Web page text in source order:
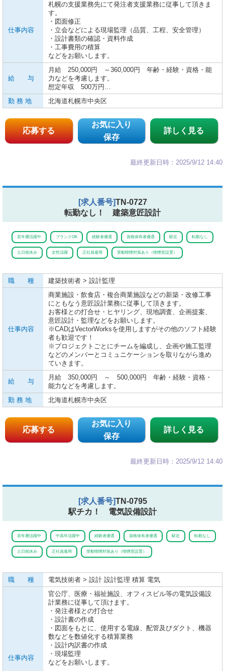
仕事内容
札幌の支援業務先にて発注者支援業務に従事して頂きま
す。
・図面修正
・立会などによる現場監理（品質、工程、安全管理）
・設計書類の確認・資料作成
・工事費用の積算
などをお願いします。
給 与
月給 250,000円 ～360,000円 年齢・経験・資格・能
力などを考慮します。
想定年収 500万円…
勤 務 地
北海道札幌市中央区
応募する
お気に入り
保存
詳しく見る
最終更新日時：2025/9/12 14:40
[求人番号]TN-0727
転勤なし！ 建築意匠設計
若年層活躍中 ブランクOK 経験者優遇 資格保有者優遇 駅近 転勤なし
土日祝休み 女性活躍 正社員雇用 受動喫煙対策あり（喫煙室設置）
職 種 建築技術者 > 設計監理
仕事内容
商業施設・飲食店・複合商業施設などの新築・改修工事
にともなう意匠設計業務に従事して頂きます。
お客様との打合せ・ヒヤリング、現地調査、企画提案、
意匠設計・監理などをお願いします。
※CADはVectorWorksを使用しますがその他のソフト経験
者も歓迎です！
※プロジェクトごとにチームを編成し、企画や施工監理
などのメンバーとコミュニケーションを取りながら進め
ていきます。
給 与
月給 350,000円 ～ 500,000円 年齢・経験・資格・
能力などを考慮します。
勤 務 地
北海道札幌市中央区
応募する
お気に入り
保存
詳しく見る
最終更新日時：2025/9/12 14:40
[求人番号]TN-0795
駅チカ！ 電気設備設計
若年層活躍中 中高年活躍中 経験者優遇 資格保有者優遇 駅近 転勤なし
土日祝休み 正社員雇用 受動喫煙対策あり（喫煙室設置）
職 種 電気技術者 > 設計 設計監理 積算 電気
仕事内容
官公庁、医療・福祉施設、オフィスビル等の電気設備設
計業務に従事して頂けます。
・発注者様との打合せ
・設計書の作成
・図面をもとに、使用する電線、配管及びダクト、機器
数などを数値化する積算業務
・設計内訳書の作成
・現場監理
などをお願いします。